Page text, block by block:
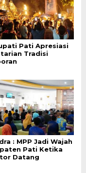
Pati Apresiasi
Tradisi
: MPP Jadi Wajah
Pati Ketika
Datang